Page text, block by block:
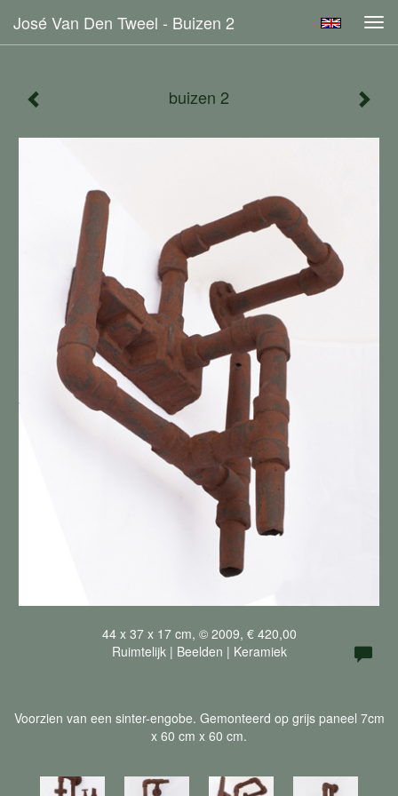
José Van Den Tweel - Buizen 2
buizen 2
44 x 37 x 17 cm, © 2009, € 420,00
Ruimtelijk | Beelden | Keramiek
Voorzien van een sinter-engobe. Gemonteerd op grijs paneel 7cm
x 60 cm x 60 cm.